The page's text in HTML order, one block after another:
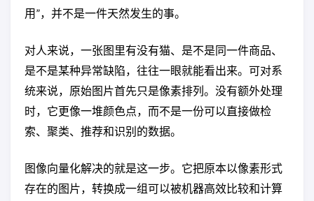
用”，并不是一件天然发生的事。
对人来说，一张图里有没有猫、是不是同一件商品、
是不是某种异常缺陷，往往一眼就能看出来。可对系
统来说，原始图片首先只是像素排列。没有额外处理
时，它更像一堆颜色点，而不是一份可以直接做检
索、聚类、推荐和识别的数据。
图像向量化解决的就是这一步。它把原本以像素形式
存在的图片，转换成一组可以被机器高效比较和计算